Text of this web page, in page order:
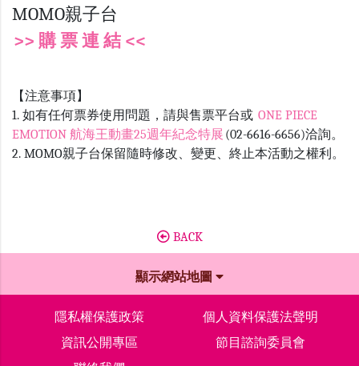
MOMO親子台
>> 購 票 連 結 <<
【注意事項】
1. 如有任何票券使用問題，請與售票平台或 ONE PIECE
EMOTION 航海王動畫25週年紀念特展 (02-6616-6656)洽詢。
2. MOMO親子台保留隨時修改、變更、終止本活動之權利。
BACK
顯示網站地圖
隱私權保護政策
個人資料保護法聲明
資訊公開專區
節目諮詢委員會